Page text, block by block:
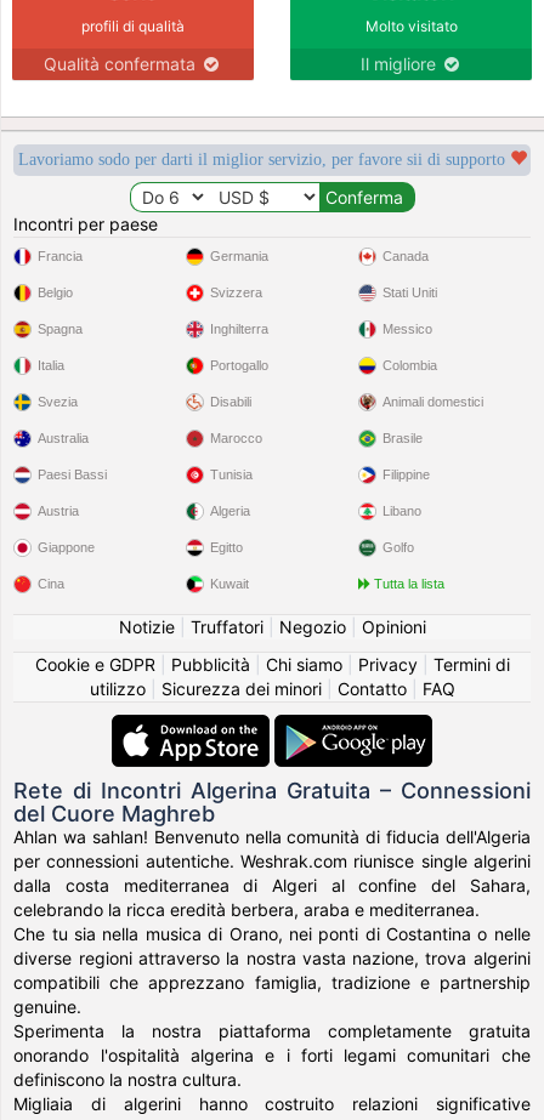
profili di qualità
Qualità confermata
Molto visitato
Il migliore
Lavoriamo sodo per darti il miglior servizio, per favore sii di supporto
Incontri per paese
Francia
Belgio
Spagna
Italia
Svezia
Germania
Svizzera
Inghilterra
Portogallo
Disabili
Canada
Stati Uniti
Messico
Colombia
Animali domestici
Australia
Paesi Bassi
Austria
Giappone
Cina
Marocco
Tunisia
Algeria
Egitto
Kuwait
Brasile
Filippine
Libano
Golfo
Tutta la lista
Notizie| Truffatori| Negozio| Opinioni
Cookie e GDPR
Pubblicità Chi siamo| Privacy| Termini di
utilizzo| Sicurezza dei minori| Contatto| FAQ
Rete di Incontri Algerina Gratuita – Connessioni
del Cuore Maghreb
Ahlan wa sahlan! Benvenuto nella comunità di fiducia dell'Algeria
per connessioni autentiche. Weshrak.com riunisce single algerini
dalla costa mediterranea di Algeri al confine del Sahara,
celebrando la ricca eredità berbera, araba e mediterranea.
Che tu sia nella musica di Orano, nei ponti di Costantina o nelle
diverse regioni attraverso la nostra vasta nazione, trova algerini
compatibili che apprezzano famiglia, tradizione e partnership
genuine.
Sperimenta la nostra piattaforma completamente gratuita
onorando l'ospitalità algerina e i forti legami comunitari che
definiscono la nostra cultura.
Migliaia di algerini hanno costruito relazioni significative